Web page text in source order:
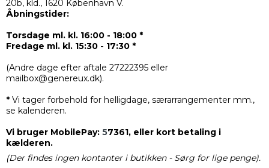
20b, kld., 1620 København V.
Åbningstider:
Torsdage ml. kl. 16:00 - 18:00 *
Fredage ml. kl. 15:30 - 17:30 *
(Andre dage efter aftale 27222395 eller
mailbox@genereux.dk).
* Vi tager forbehold for helligdage, særarrangementer mm.,
se kalenderen.
Vi bruger MobilePay: 57361, eller kort betaling i
kælderen.
(Der findes ingen kontanter i butikken - Sørg for lige penge).